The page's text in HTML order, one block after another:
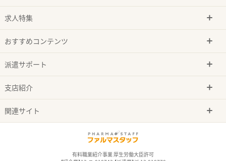
求人特集
おすすめコンテンツ
派遣サポート
支店紹介
関連サイト
有料職業紹介事業 厚生労働大臣許可